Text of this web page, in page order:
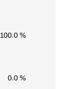
100.0 %
0.0 %